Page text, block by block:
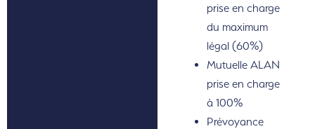
prise en charge
du maximum
légal (60%)
Mutuelle ALAN
prise en charge
à 100%
Prévoyance